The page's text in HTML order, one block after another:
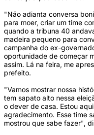
"Não adianta conversa
para moer, criar um time
quando a tribuna 40
madeira pequeno para
campanha do ex-
oportunidade de começar
assim. Lá na feira, me
prefeito.
"Vamos mostrar nossa
tem sapato alto nessa
o dever de casa. Estou
agradecimento. Esse time
mostrou que sabe fazer",